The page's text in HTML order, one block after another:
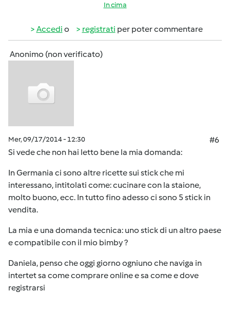
In cima
Accedi o registrati per poter commentare
Anonimo (non verificato)
Mer, 09/17/2014 - 12:30
#6
Si vede che non hai letto bene la mia domanda:
In Germania ci sono altre ricette sui stick che mi
interessano, intitolati come: cucinare con la staione,
molto buono, ecc. In tutto fino adesso ci sono 5 stick in
vendita.
La mia e una domanda tecnica: uno stick di un altro paese
e compatibile con il mio bimby ?
Daniela, penso che oggi giorno ogniuno che naviga in
intertet sa come comprare online e sa come e dove
registrarsi